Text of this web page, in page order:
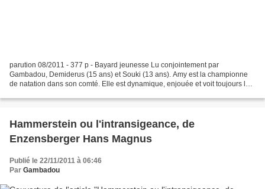
parution 08/2011 - 377 p - Bayard jeunesse Lu conjointement par
Gambadou, Demiderus (15 ans) et Souki (13 ans). Amy est la championne
de natation dans son comté. Elle est dynamique, enjouée et voit toujours le
Hammerstein ou l'intransigeance, de
Enzensberger Hans Magnus
Publié le 22/11/2011 à 06:46
Par Gambadou